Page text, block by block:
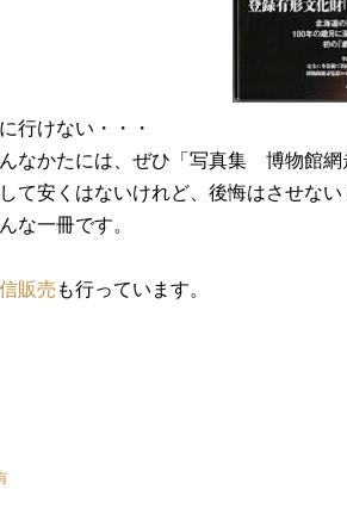
行けない・・・
なかたには、ぜひ「写真集 博物館網
て安くはないけれど、後悔はさせない
な一冊です。
販売 も行っています。